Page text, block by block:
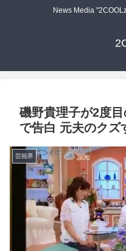
News Media
磯野貴理子が2度
で告白 元夫のクズ
芸能界